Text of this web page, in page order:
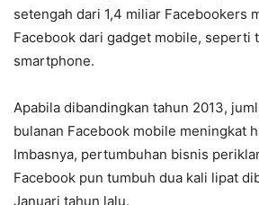
setengah dari 1,4 miliar Facebookers
Facebook dari gadget mobile, seperti
smartphone.
Apabila dibandingkan tahun 2013,
bulanan Facebook mobile meningkat
Imbasnya, pertumbuhan bisnis
Facebook pun tumbuh dua kali lipat
Januari tahun lalu.